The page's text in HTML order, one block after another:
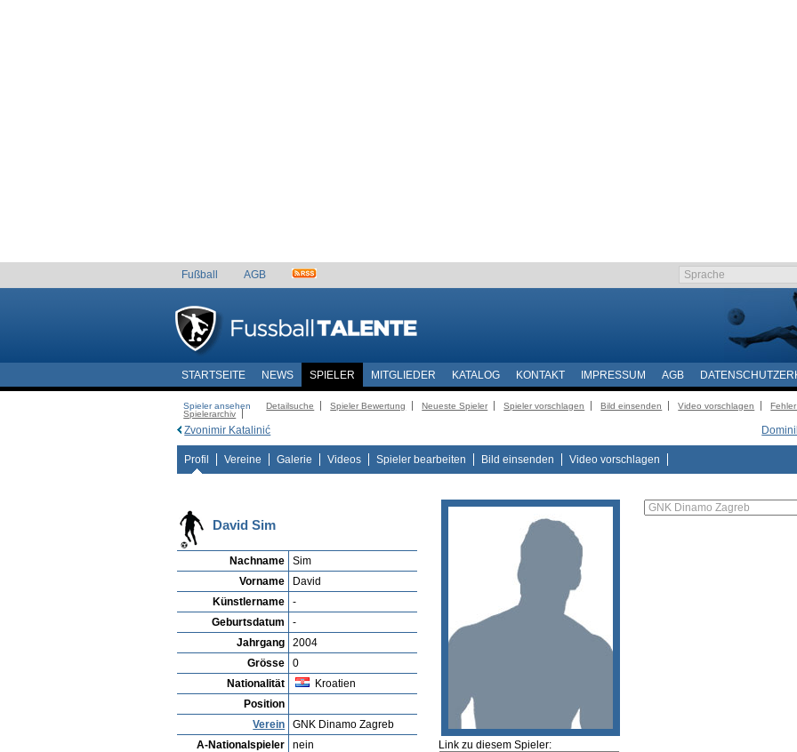
Fußball AGB
STARTSEITE NEWS SPIELER MITGLIEDER KATALOG KONTAKT IMPRESSUM AGB
Spieler ansehen Detailsuche Spieler Bewertung Neueste Spieler Spieler vorschlagen Bild einsenden Video vorschlagen
Spielerarchiv
Zvonimir Katalinić
Profil Vereine Galerie Videos Spieler bearbeiten Bild einsenden Video vorschlagen
David Sim
Nachname
Sim
Vorname
David
Künstlername
-
Geburtsdatum
-
Jahrgang
2004
Grösse
0
Nationalität
Kroatien
Position
Verein
GNK Dinamo Zagreb
A-Nationalspieler
nein
Link zu diesem Spieler: